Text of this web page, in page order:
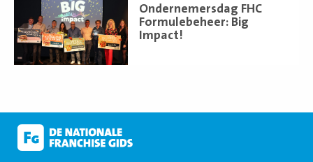
Ondernemersdag FHC
Formulebeheer: Big
Impact!
meer